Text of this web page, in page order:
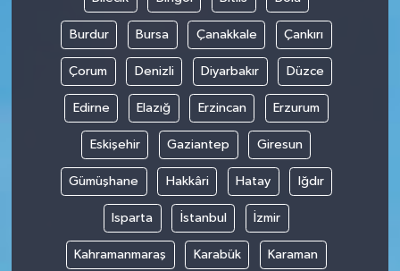
Burdur Bursa Çanakkale Çankırı
Çorum Denizli Diyarbakır Düzce
Edirne Elazığ Erzincan Erzurum
Eskişehir Gaziantep Giresun
Gümüşhane Hakkâri Hatay Iğdır
Isparta İstanbul İzmir
Kahramanmaraş Karabük Karaman